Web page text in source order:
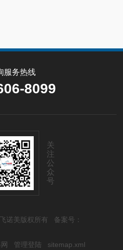
服务热线
8099
关
注
公
众
号
诺美版权所有 备案号：
管理登陆 sitemap.xml